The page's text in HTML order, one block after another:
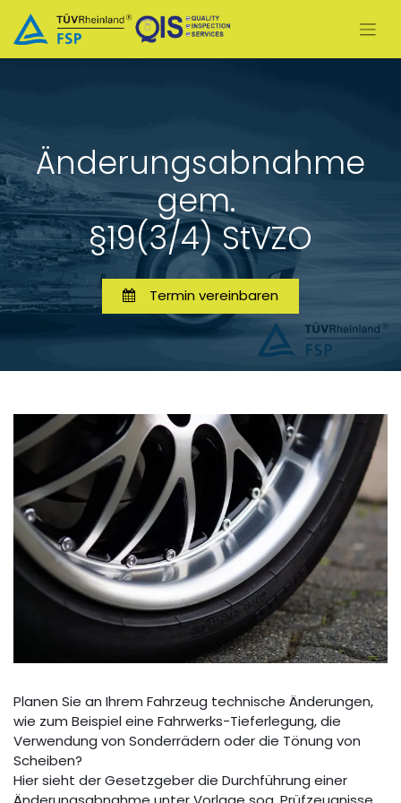
Änderungsabnahme
gem.
§19(3/4) StVZO
Termin v​​​​ereinbaren
Planen Sie an Ihrem Fahrzeug technische Änderungen,
wie zum Beispiel eine Fahrwerks-Tieferlegung, die
Verwendung von Sonderrädern oder die Tönung von
Scheiben?
Hier sieht der Gesetzgeber die Durchführung einer